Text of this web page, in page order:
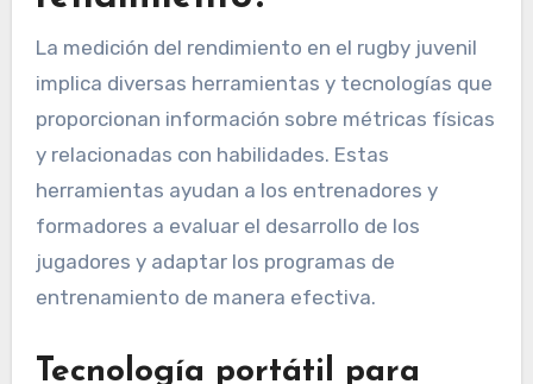
¿Qué herramientas y
tecnologías se utilizan
para medir el
rendimiento?
La medición del rendimiento en el rugby juvenil
implica diversas herramientas y tecnologías que
y relacionadas con habilidades. Estas